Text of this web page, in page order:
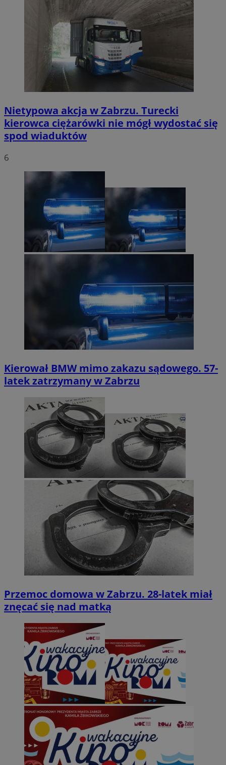
Nietypowa akcja w Zabrzu. Turecki
kierowca ciężarówki nie mógł wydostać się
spod wiaduktów
6
Kierował BMW mimo zakazu sądowego. 57-
latek zatrzymany w Zabrzu
Przemoc domowa w Zabrzu. 28-latek miał
znęcać się nad matką